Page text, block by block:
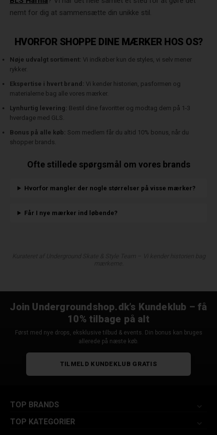
nemt for dig at sammensætte din unikke stil.
HVORFOR SHOPPE DINE MÆRKER HOS OS?
Nøje udvalgt sortiment: Vi indkøber kun de styles, vi selv mener
rykker.
Ekspertise i hvert brand: Vi kender historien, pasformen og
materialerne bag alle vores mærker.
Lynhurtig levering: Bestil dine favoritter og modtag dem på 1-3
hverdage med GLS.
Bonus på alle køb: Som medlem får du altid 10% bonus, når du
shopper brands.
Ofte stillede spørgsmål om vores brands
Hvorfor mangler der nogle størrelser på visse mærker?
Får I nye mærker ind løbende?
Join Undergroundshop.dk’s Kundeklub – få
10% tilbage på alt
Først med nye drops, eksklusive tilbud & events. Din bonus kan bruges
allerede på næste køb.
TILMELD KUNDEKLUB GRATIS
TOP BRANDS
TOP KATEGORIER